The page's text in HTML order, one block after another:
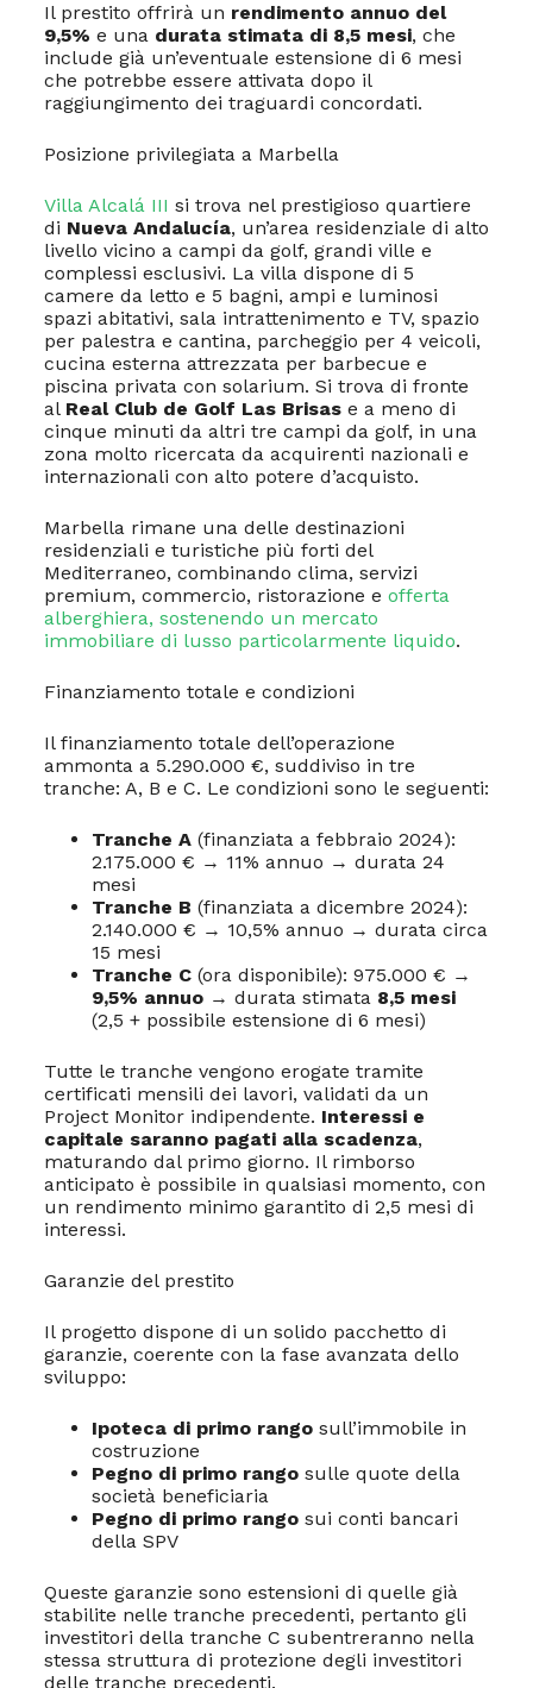
Il prestito offrirà un rendimento annuo del
9,5% e una durata stimata di 8,5 mesi, che
include già un’eventuale estensione di 6 mesi
che potrebbe essere attivata dopo il
raggiungimento dei traguardi concordati.
Posizione privilegiata a Marbella
Villa Alcalá III si trova nel prestigioso quartiere
di Nueva Andalucía, un’area residenziale di alto
livello vicino a campi da golf, grandi ville e
complessi esclusivi. La villa dispone di 5
camere da letto e 5 bagni, ampi e luminosi
spazi abitativi, sala intrattenimento e TV, spazio
per palestra e cantina, parcheggio per 4 veicoli,
cucina esterna attrezzata per barbecue e
piscina privata con solarium. Si trova di fronte
al Real Club de Golf Las Brisase a meno di
cinque minuti da altri tre campi da golf, in una
zona molto ricercata da acquirenti nazionali e
internazionali con alto potere d’acquisto.
Marbella rimane una delle destinazioni
residenziali e turistiche più forti del
Mediterraneo, combinando clima, servizi
premium, commercio, ristorazione e offerta
alberghiera, sostenendo un mercato
immobiliare di lusso particolarmente liquido.
Finanziamento totale e condizioni
Il finanziamento totale dell’operazione
ammonta a 5.290.000 €, suddiviso in tre
tranche: A, B e C. Le condizioni sono le seguenti:
Tranche A(finanziata a febbraio 2024):
2.175.000 € → 11% annuo → durata 24
mesi
Tranche B (finanziata a dicembre 2024):
2.140.000 € → 10,5% annuo → durata circa
15 mesi
Tranche C(ora disponibile): 975.000 € →
9,5% annuo→ durata stimata 8,5 mesi
(2,5 + possibile estensione di 6 mesi)
Tutte le tranche vengono erogate tramite
certificati mensili dei lavori, validati da un
Project Monitor indipendente. Interessi e
capitale saranno pagati alla scadenza,
maturando dal primo giorno. Il rimborso
anticipato è possibile in qualsiasi momento, con
un rendimento minimo garantito di 2,5 mesi di
interessi.
Garanzie del prestito
Il progetto dispone di un solido pacchetto di
garanzie, coerente con la fase avanzata dello
sviluppo:
Ipoteca di primo rangosull’immobile in
costruzione
Pegno di primo rangosulle quote della
società beneficiaria
Pegno di primo rangosui conti bancari
della SPV
Queste garanzie sono estensioni di quelle già
stabilite nelle tranche precedenti, pertanto gli
investitori della tranche C subentreranno nella
stessa struttura di protezione degli investitori
delle tranche precedenti.